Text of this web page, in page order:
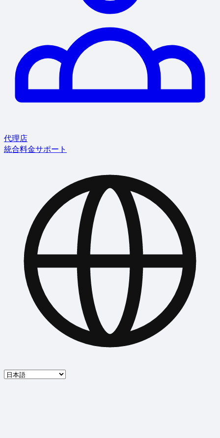
代理店
統合料金サポート